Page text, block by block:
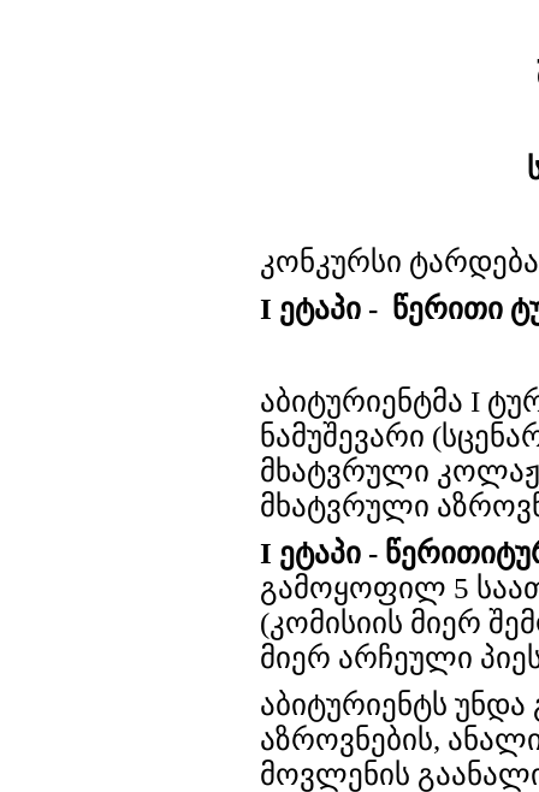
კონკურსი
I ეტაპი - წერითი
აბიტურიენტმა I
ნამუშევარი
მხატვრული
მხატვრული
I ეტაპი - წერითი
გამოყოფილ 5
(კომისიის მიერ
მიერ არჩეული
აბიტურიენტს
აზროვნების,
მოვლენის